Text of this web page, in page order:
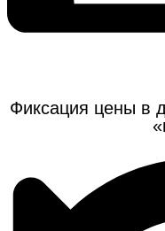
Фиксация цены в